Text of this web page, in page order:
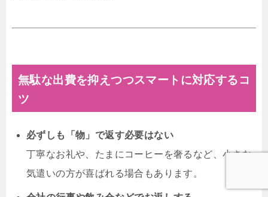
無駄な出費を抑えつつスマートに対応するコ
ツ
必ずしも「物」で返す必要はない
丁寧なお礼や、たまにコーヒーを奢るなど、小さな
気遣いの方が喜ばれる場合もあります。